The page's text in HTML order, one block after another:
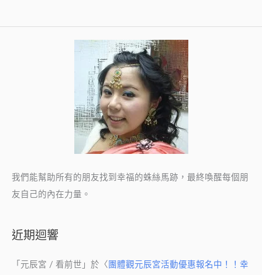
我們能幫助所有的朋友找到幸福的蛛絲馬跡，最終喚醒每個朋
友自己的內在力量。
近期迴響
「 元辰宮 / 看前世 」於〈 團體觀元辰宮活動優惠報名中！！幸